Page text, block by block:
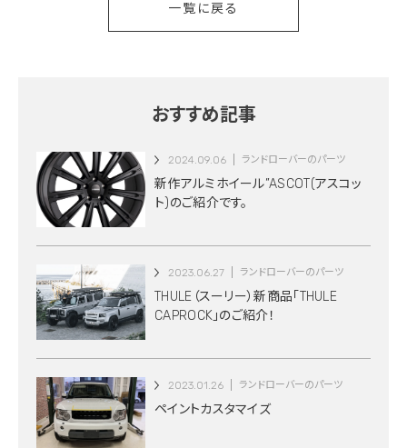
一覧に戻る
おすすめ記事
2024.09.06 ランドローバーのパーツ
新作アルミホイール”ASCOT(アスコッ
ト)のご紹介です。
2023.06.27 ランドローバーのパーツ
THULE（スーリー）新商品「THULE
CAPROCK」のご紹介！
2023.01.26 ランドローバーのパーツ
ペイントカスタマイズ